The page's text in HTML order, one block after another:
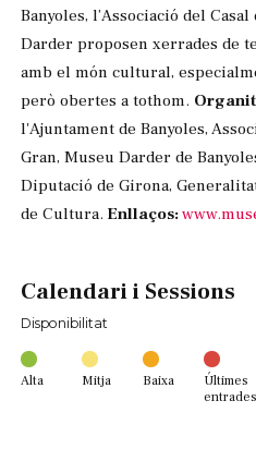
Banyoles, l’Associació del
Darder proposen xerrades de
amb el món cultural,
però obertes a tothom.
l'Ajuntament de Banyoles,
Gran, Museu Darder de
Diputació de Girona,
de Cultura. Enllaços:
Calendari i Sessions
Disponibilitat
Alta Mitja Baixa
Últimes
entrades